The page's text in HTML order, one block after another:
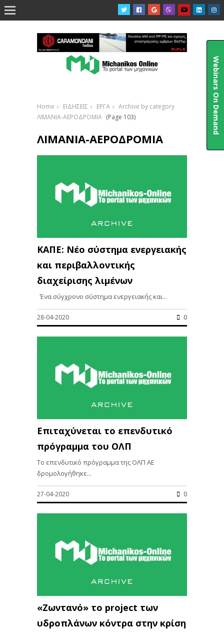

Home ΕΙΔΗΣΕΙΣ ΕΡΓΑ
Archive by category
ΛΙΜΑΝΙΑ-ΑΕΡΟΔΡΟΜΙΑ (Page 103)
ΛΙΜΑΝΙΑ-ΑΕΡΟΔΡΟΜΙΑ
ΚΑΠΕ: Νέο σύστημα ενεργειακής
και περιβαλλοντικής
διαχείρισης λιμένων
Ένα σύγχρονο σύστημα ενεργειακής και...
28-04-2020 0
Επιταχύνεται το επενδυτικό
πρόγραμμα του ΟΛΠ
To επενδυτικό πρόγραμμα της ΟΛΠ ΑΕ
δρομολογήθηκε...
27-04-2020 0
«Ζωντανό» το project των
υδροπλάνων κόντρα στην κρίση
Webinars On Demand